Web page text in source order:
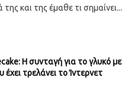
και της έμαθε τι σημαίνει...
Η συνταγή για το γλυκό με
έχει τρελάνει το Ίντερνετ